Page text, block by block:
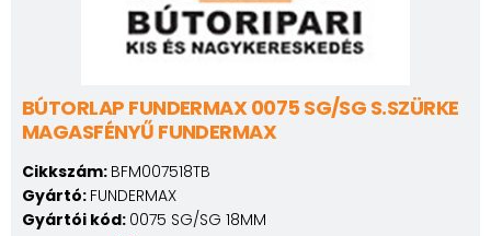
BÚTORLAP FUNDERMAX 0075 SG/SG S.SZÜRKE
MAGASFÉNYŰ FUNDERMAX
Cikkszám: BFM007518TB
Gyártó: FUNDERMAX
Gyártói kód: 0075 SG/SG 18MM